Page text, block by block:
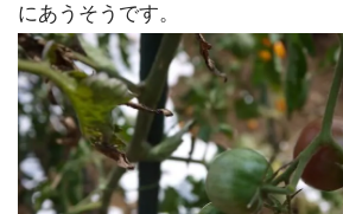
にあうそうです。